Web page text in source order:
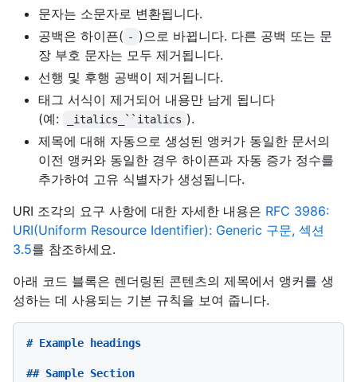
문자는 소문자로 변환됩니다.
공백은 하이픈( - )으로 바뀝니다. 다른 공백 또는 문
장 부호 문자는 모두 제거됩니다.
선행 및 후행 공백이 제거됩니다.
태그 서식이 제거되어 내용만 남게 됩니다
(예:
_italics_``italics ).
제목에 대해 자동으로 생성된 앵커가 동일한 문서의
이전 앵커와 동일한 경우 하이픈과 자동 증가 정수를
추가하여 고유 식별자가 생성됩니다.
URI 조각의 요구 사항에 대한 자세한 내용은 RFC 3986:
URI(Uniform Resource Identifier): Generic 구문, 섹션
3.5를 참조하세요.
아래 코드 블록은 렌더링된 콘텐츠의 제목에서 앵커를 생
성하는 데 사용되는 기본 규칙을 보여 줍니다.
# Example headings
## Sample Section